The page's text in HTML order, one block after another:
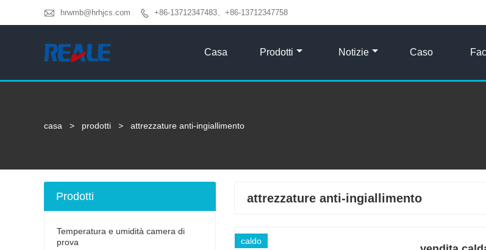
 hrwmb@hrhjcs.com  +86-13712347483、+86-13712347758
Casa Prodotti Notizie Caso
casa > prodotti > attrezzature anti-ingiallimento
attrezzature anti-ingiallimento
caldo
Prodotti
Temperatura e umidità camera di
prova